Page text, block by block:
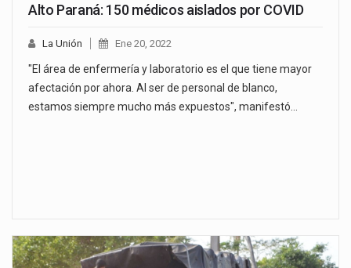
Alto Paraná: 150 médicos aislados por COVID
La Unión Ene 20, 2022
"El área de enfermería y laboratorio es el que tiene mayor
afectación por ahora. Al ser de personal de blanco,
estamos siempre mucho más expuestos", manifestó…